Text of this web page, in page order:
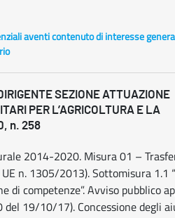
aventi contenuto di interesse
SEZIONE ATTUAZIONE
PER L’AGRICOLTURA E LA
n. 258
2014-2020. Misura 01 –
n. 1305/2013). Sottomisura 1.1
di competenze”. Avviso pubblico
19/10/17). Concessione degli